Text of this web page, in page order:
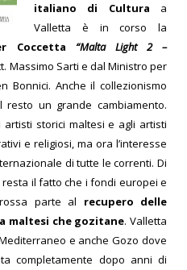
italiano di Cultura a
Valletta è in corso la
Coccetta “Malta Light 2 –
Massimo Sarti e dal Ministro per
Bonnici. Anche il collezionismo
un grande cambiamento.
storici maltesi e agli artisti
e religiosi, ma ora l’interesse
di tutte le correnti. Di
il fatto che i fondi europei e
parte al recupero delle
maltesi che gozitane. Valletta
e anche Gozo dove
completamente dopo anni di